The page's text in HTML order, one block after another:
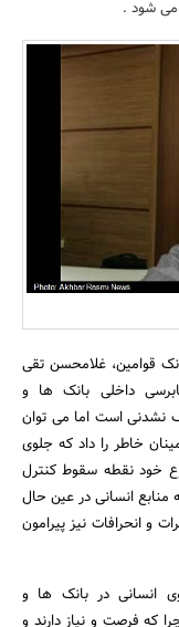
می شود .
قوامین، غلامحسن تقی
داخلی بانک ها و
نشدنی است اما می توان
خاطر را داد که جلوی
خود نقطه سقوط کنترل
منابع انسانی در عین حال
و انحرافات نیز پیرامون
انسانی در بانک ها و
که فرصت و نیاز دارند و